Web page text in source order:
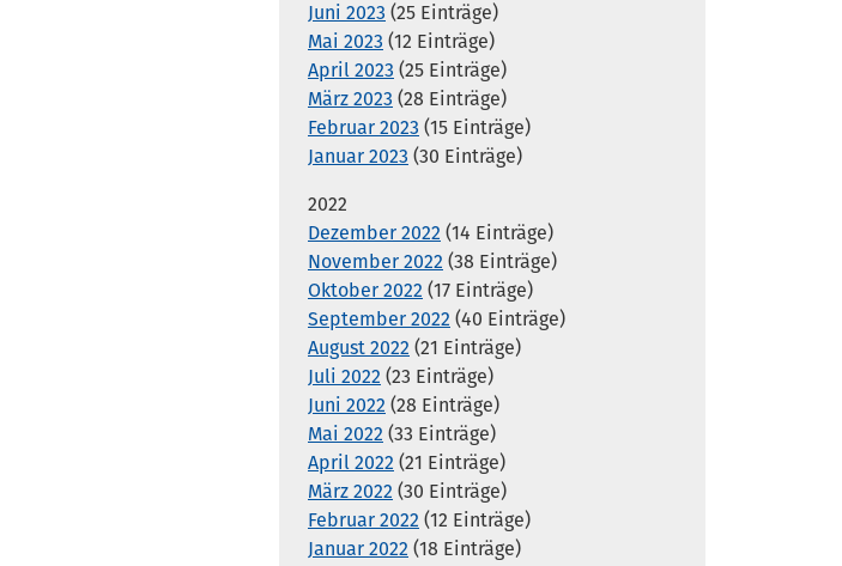
Juni 2023 (25 Einträge)
Mai 2023 (12 Einträge)
April 2023 (25 Einträge)
März 2023 (28 Einträge)
Februar 2023 (15 Einträge)
Januar 2023 (30 Einträge)
2022
Dezember 2022 (14 Einträge)
November 2022 (38 Einträge)
Oktober 2022 (17 Einträge)
September 2022 (40 Einträge)
August 2022 (21 Einträge)
Juli 2022 (23 Einträge)
Juni 2022 (28 Einträge)
Mai 2022 (33 Einträge)
April 2022 (21 Einträge)
März 2022 (30 Einträge)
Februar 2022 (12 Einträge)
Januar 2022 (18 Einträge)